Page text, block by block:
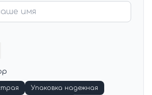
Упаковка надежная